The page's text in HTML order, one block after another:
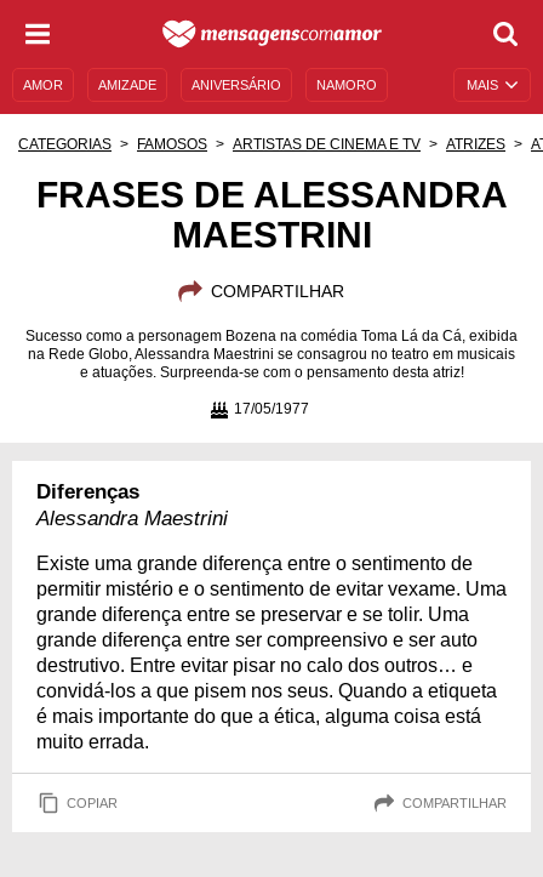
MAIS
AMOR AMIZADE ANIVERSÁRIO NAMORO
MENSAGENS DE ANIVERSÁRIO
CATEGORIAS FAMOSOS ARTISTAS DE CINEMA E TV ATRIZES
FRASES DE ALESSANDRA
MAESTRINI
COMPARTILHAR
Sucesso como a personagem Bozena na comédia Toma Lá da Cá, exibida
na Rede Globo, Alessandra Maestrini se consagrou no teatro em musicais
e atuações. Surpreenda-se com o pensamento desta atriz!
17/05/1977
Diferenças
Alessandra Maestrini
Existe uma grande diferença entre o sentimento de
permitir mistério e o sentimento de evitar vexame. Uma
grande diferença entre se preservar e se tolir. Uma
grande diferença entre ser compreensivo e ser auto
destrutivo. Entre evitar pisar no calo dos outros… e
convidá-los a que pisem nos seus. Quando a etiqueta
é mais importante do que a ética, alguma coisa está
muito errada.
COPIAR COMPARTILHAR